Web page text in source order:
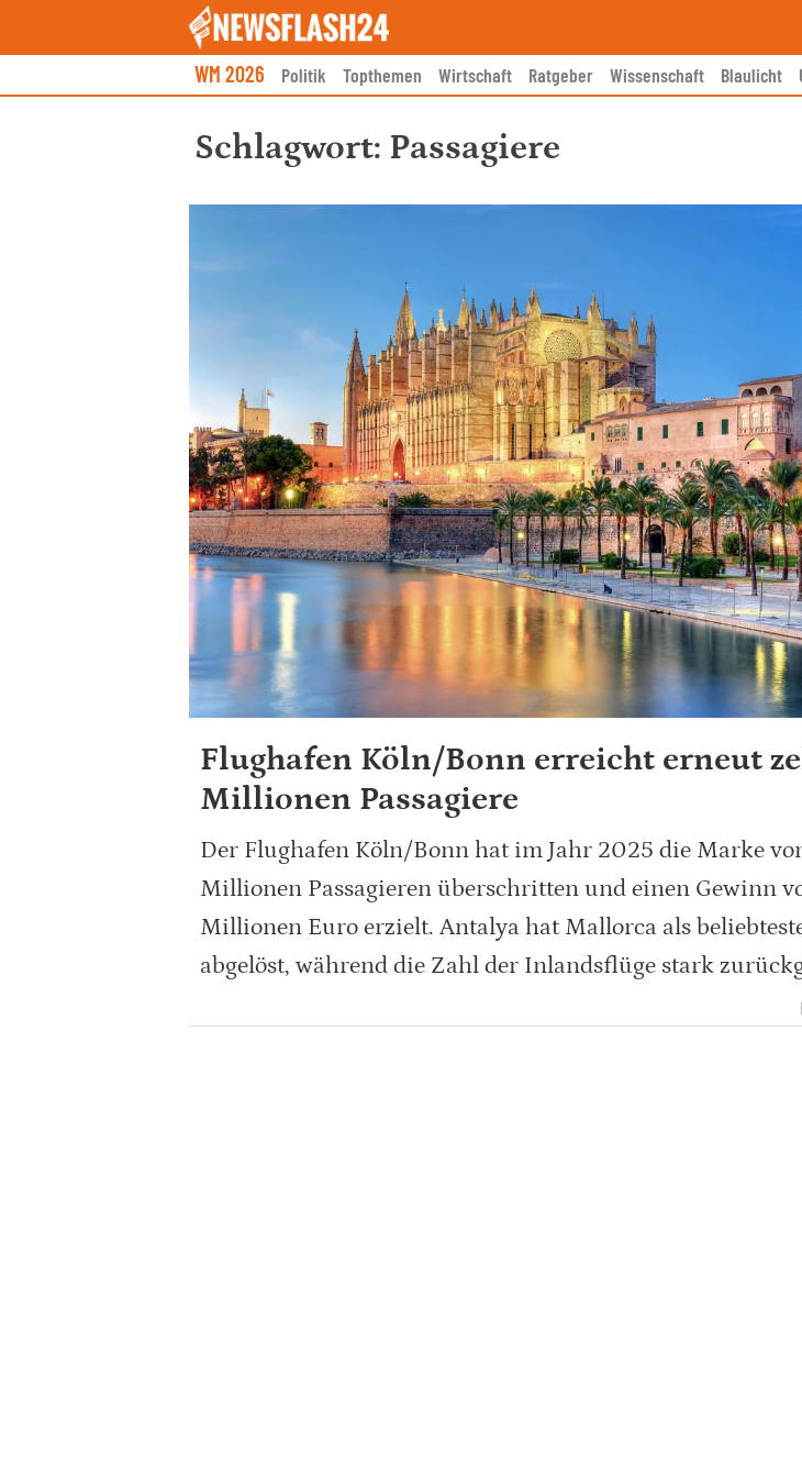
WM 2026 Politik Topthemen Wirtschaft Ratgeber Wissenschaft Blaulicht
Schlagwort: Passagiere
Flughafen Köln/Bonn erreicht erneut
Millionen Passagiere
Der Flughafen Köln/Bonn hat im Jahr 2025 die Marke
Millionen Passagieren überschritten und einen Gewinn
Millionen Euro erzielt. Antalya hat Mallorca als
abgelöst, während die Zahl der Inlandsflüge stark